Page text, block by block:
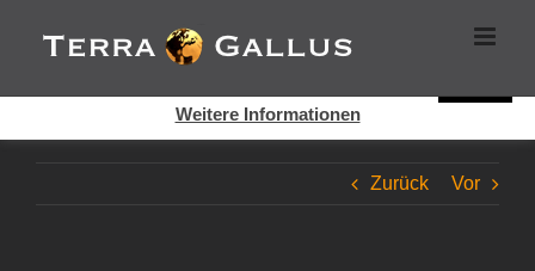
Inhalt
springen
Zurück Vor
Cookies helfen auf auf dieser Seite bei der Bereitstellung der
Dienste. Durch die Nutzung dieser Webseite erklären Sie sich
Weitere Informationen